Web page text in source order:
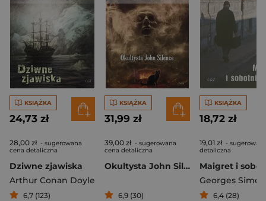
KSIĄŻKA
24,73 zł
28,00 zł - sugerowana
cena detaliczna
Dziwne zjawiska
Arthur Conan Doyle
6,7 (123)
KSIĄŻKA
31,99 zł
39,00 zł - sugerowana
cena detaliczna
Okultysta John Silence
6,9 (30)
KSIĄŻKA
18,72 zł
19,01 zł -
detaliczna
Georges
6,4 (28)